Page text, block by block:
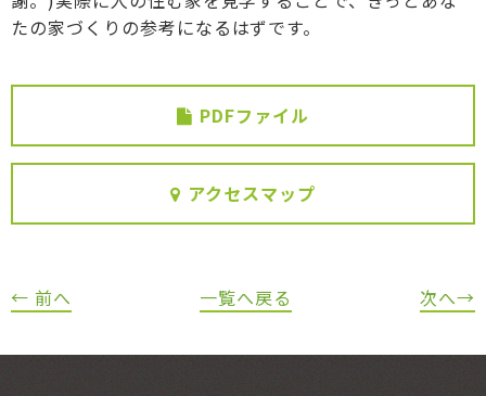
たの家づくりの参考になるはずです。
PDFファイル
アクセスマップ
← 前へ 一覧へ戻る 次へ→